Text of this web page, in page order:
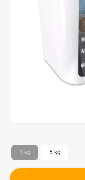
1 kg 5 kg